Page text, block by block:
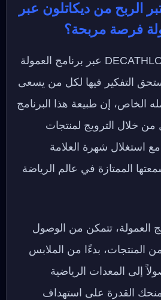
الربح من ديكاتلون عبر
فرصة مربحة؟
الربح من ديكاتلون DECATHLON عبر برنامج العمولة
التفكير فيها لكل من يسعى
الخاص، إن طبيعة هذا البرنامج
خلال الترويج لمنتجات
مع استغلال شهرة العلامة
الممتازة في عالم الرياضة
العمولة، تتمكن من الوصول
المنتجات، بدءًا من الملابس
إلى المعدات الرياضية
يمنحك القدرة على استهداف